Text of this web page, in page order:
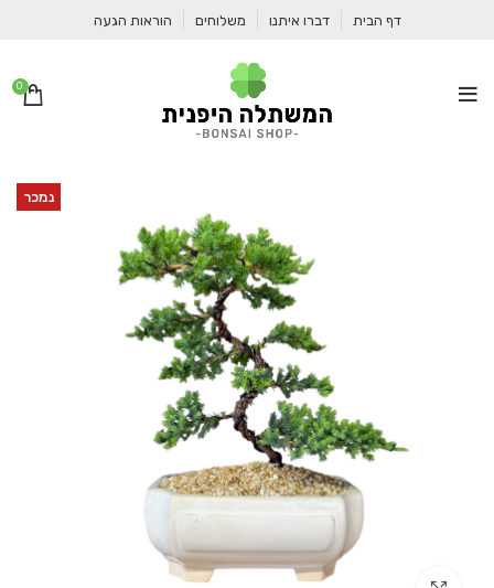
דף הבית דברו איתנו משלוחים הוראות הגעה
0
נמכר